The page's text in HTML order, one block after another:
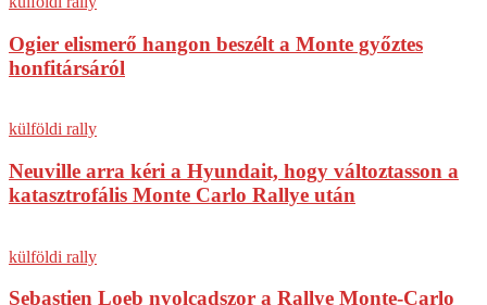
Ogier elismerő hangon beszélt a Monte győztes
honfitársáról
külföldi rally
Neuville arra kéri a Hyundait, hogy változtasson a
katasztrofális Monte Carlo Rallye után
külföldi rally
Sebastien Loeb nyolcadszor a Rallye Monte-Carlo